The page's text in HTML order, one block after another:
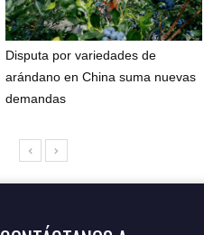
Disputa por variedades de
arándano en China suma nuevas
demandas